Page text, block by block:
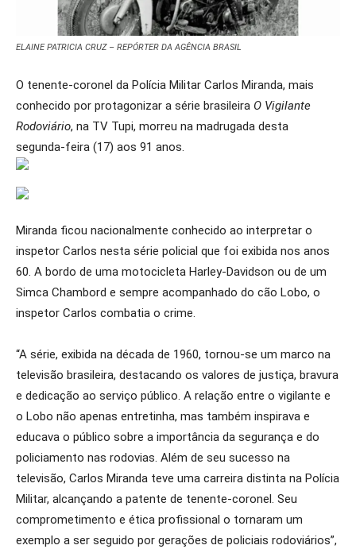
ELAINE PATRICIA CRUZ – REPÓRTER DA AGÊNCIA BRASIL
O tenente-coronel da Polícia Militar Carlos Miranda, mais
conhecido por protagonizar a série brasileira O Vigilante
Rodoviário, na TV Tupi, morreu na madrugada desta
segunda-feira (17) aos 91 anos.
Miranda ficou nacionalmente conhecido ao interpretar o
inspetor Carlos nesta série policial que foi exibida nos anos
60. A bordo de uma motocicleta Harley-Davidson ou de um
Simca Chambord e sempre acompanhado do cão Lobo, o
inspetor Carlos combatia o crime.
“A série, exibida na década de 1960, tornou-se um marco na
televisão brasileira, destacando os valores de justiça, bravura
e dedicação ao serviço público. A relação entre o vigilante e
o Lobo não apenas entretinha, mas também inspirava e
educava o público sobre a importância da segurança e do
policiamento nas rodovias. Além de seu sucesso na
televisão, Carlos Miranda teve uma carreira distinta na Polícia
Militar, alcançando a patente de tenente-coronel. Seu
comprometimento e ética profissional o tornaram um
exemplo a ser seguido por gerações de policiais rodoviários”,